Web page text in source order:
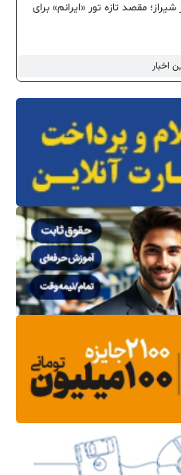
اخبار
مقصد تازه تور «ایرانم» برای